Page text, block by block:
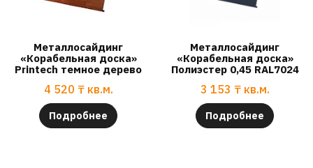
Металлосайдинг
«Корабельная доска»
Printech темное дерево
4 520 ₸ кв.м.
Подробнее
Металлосайдинг
«Корабельная доска»
Полиэстер 0,45 RAL7024
3 153 ₸ кв.м.
Подробнее